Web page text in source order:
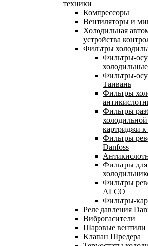
техники
Компрессоры
Вентиляторы и
Холодильная
устройства
Фильтры
Фильтры-
Фильтры-
Тайвань
Фильтры
Фильтры
картриджи
Фильтры
Danfoss
Фильтры
Фильтры
ALCO
Фильтры-
Реле давления
Виброгасители
Шаровые вентили
Клапан Шредера